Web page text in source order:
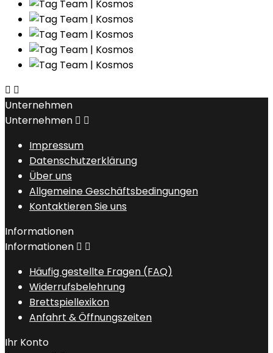
 
Unternehmen
Unternehmen  
Impressum
Datenschutzerklärung
Über uns
Allgemeine Geschäftsbedingungen
Kontaktieren Sie uns
Informationen
Informationen  
Häufig gestellte Fragen (FAQ)
Widerrufsbelehrung
Brettspiellexikon
Anfahrt & Öffnungszeiten
Ihr Konto